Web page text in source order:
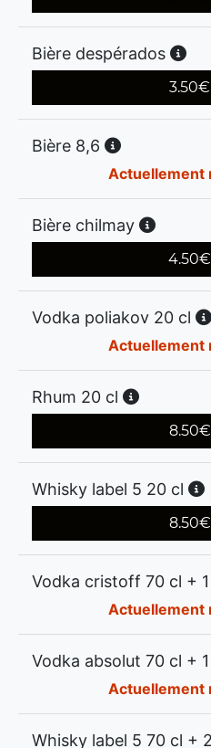
Bière despérados
3.50€
Bière 8,6
Actuellement
Bière chilmay
4.50€
Vodka poliakov 20 cl
Actuellement
Rhum 20 cl
8.50€
Whisky label 5 20 cl
8.50€
Vodka cristoff 70 cl +
Actuellement
Vodka absolut 70 cl +
Actuellement
Whisky label 5 70 cl +